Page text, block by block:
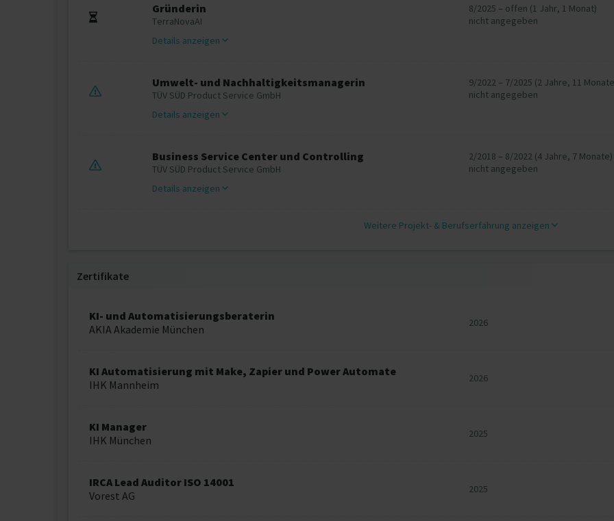
Gründerin
TerraNovaAI
8/2025 – offen (1 Jahr, 1 Monat)
nicht angegeben
Details anzeigen
Umwelt- und Nachhaltigkeitsmanagerin
TÜV SÜD Product Service GmbH
9/2022 – 7/2025 (2 Jahre, 11
nicht angegeben
Details anzeigen
Business Service Center und Controlling
TÜV SÜD Product Service GmbH
2/2018 – 8/2022 (4 Jahre, 7 Monate)
nicht angegeben
Details anzeigen
Weitere Projekt‐ & Berufserfahrung anzeigen
Zertifikate
KI- und Automatisierungsberaterin
AKIA Akademie München
2026
KI Automatisierung mit Make, Zapier und Power Automate
IHK Mannheim
2026
KI Manager
IHK München
2025
IRCA Lead Auditor ISO 14001
Vorest AG
2025